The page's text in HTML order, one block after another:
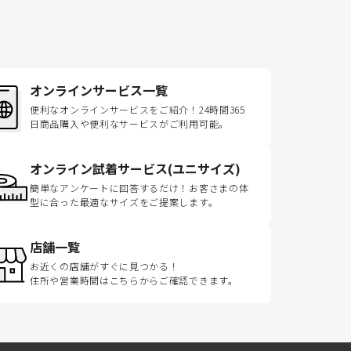
オンラインサービス一覧
便利なオンラインサービスをご紹介！24時間365
日商品購入や便利なサービスがご利用可能。
オンライン試着サービス(ユニサイズ)
簡単なアンケートに回答するだけ！お客さまの体
型に合った最適なサイズをご提案します。
店舗一覧
お近くの店舗がすぐに見つかる！
住所や営業時間はこちらからご確認できます。